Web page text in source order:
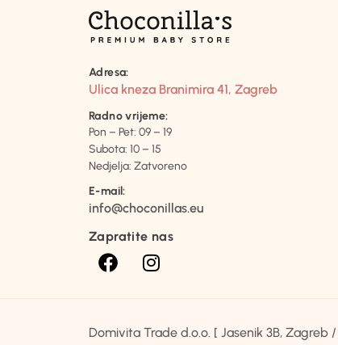
Adresa:
Ulica kneza Branimira 41, Zagreb
Radno vrijeme:
Pon – Pet: 09 – 19
Subota: 10 – 15
Nedjelja: Zatvoreno
E-mail:
info@choconillas.eu
Zapratite nas
Domivita Trade d.o.o. [ Jasenik 3B, Zagreb